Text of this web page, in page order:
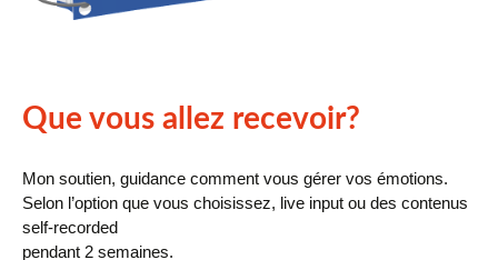
Que vous allez recevoir?
Mon soutien, guidance comment vous gérer vos émotions.
Selon l’option que vous choisissez, live input ou des contenus
self-recorded
pendant 2 semaines.